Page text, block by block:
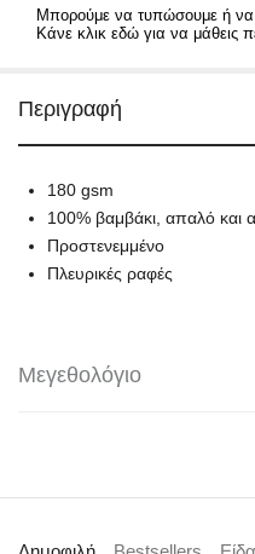
Μπορούμε να τυπώσουμε ή να
Κάνε κλικ εδώ για να μάθεις
Περιγραφή
180 gsm
100% βαμβάκι, απαλό και
Προστενεμμένο
Πλευρικές ραφές
Μεγεθολόγιο